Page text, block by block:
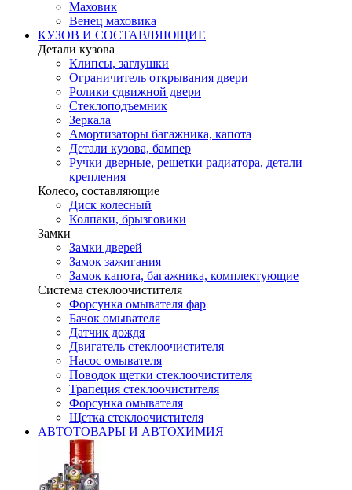
Маховик
Венец маховика
КУЗОВ И СОСТАВЛЯЮЩИЕ
Детали кузова
Клипсы, заглушки
Ограничитель открывания двери
Ролики сдвижной двери
Стеклоподъемник
Зеркала
Амортизаторы багажника, капота
Детали кузова, бампер
Ручки дверные, решетки радиатора, детали
крепления
Колесо, составляющие
Диск колесный
Колпаки, брызговики
Замки
Замки дверей
Замок зажигания
Замок капота, багажника, комплектующие
Система стеклоочистителя
Форсунка омывателя фар
Бачок омывателя
Датчик дождя
Двигатель стеклоочистителя
Насос омывателя
Поводок щетки стеклоочистителя
Трапеция стеклоочистителя
Форсунка омывателя
Щетка стеклоочистителя
АВТОТОВАРЫ И АВТОХИМИЯ